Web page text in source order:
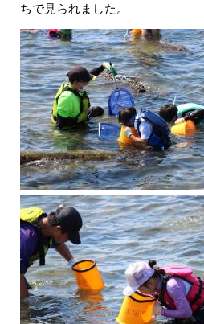
ちで見られました。